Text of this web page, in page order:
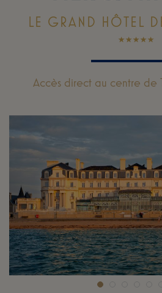
LE GRAND HÔTEL
Accès direct au centre de